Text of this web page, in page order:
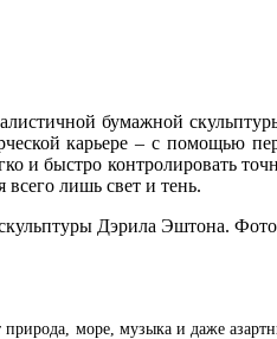
бумажной
карьере – с помощью
и быстро контролировать
лишь свет и тень.
море, музыка и даже